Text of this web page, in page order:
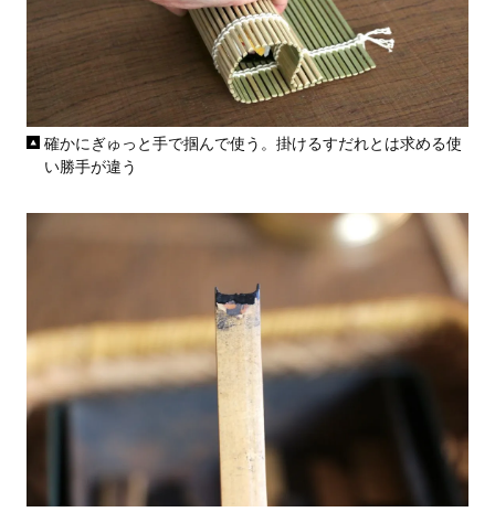
確かにぎゅっと手で掴んで使う。掛けるすだれとは求める使
い勝手が違う